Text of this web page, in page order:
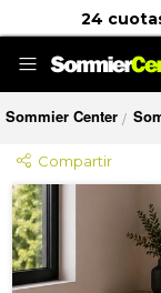
24
Sommier Center /
Compartir
Saltar
al
final
de
la